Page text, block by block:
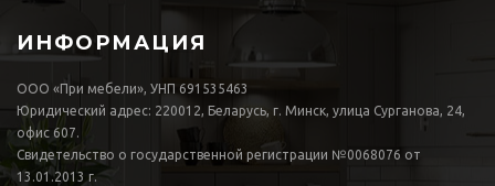
ИНФОРМАЦИЯ
ООО «При мебели», УНП 691535463
Юридический адрес: 220012, Беларусь, г. Минск, улица Сурганова, 24,
офис 607.
Свидетельство о государственной регистрации №0068076 от
13.01.2013 г.